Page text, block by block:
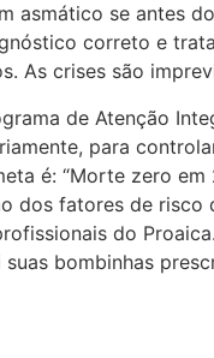
asmático se antes
correto e
As crises são
de Atenção
para
é: “Morte zero
dos fatores de risco
do
suas bombinhas